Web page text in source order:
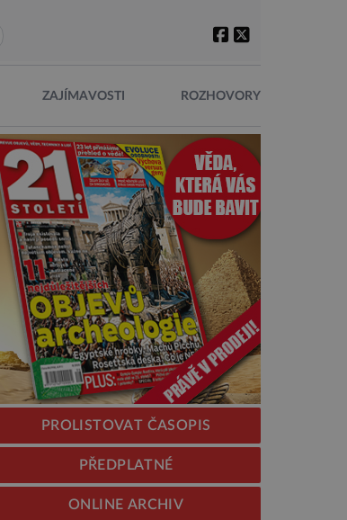
ZAJÍMAVOSTI ROZHOVORY
PROLISTOVAT ČASOPIS
PŘEDPLATNÉ
ONLINE ARCHIV